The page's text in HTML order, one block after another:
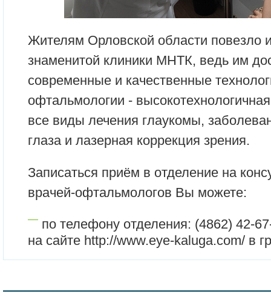
Жителям Орловской области повезло
знаменитой клиники МНТК, ведь им
современные и качественные
офтальмологии -
все виды лечения глаукомы,
глаза и лазерная коррекция зрения.
Записаться приём в отделение на
врачей-офтальмологов Вы можете:
по телефону отделения: (4862) 42-
на сайте http://www.eye-kaluga.com/ в